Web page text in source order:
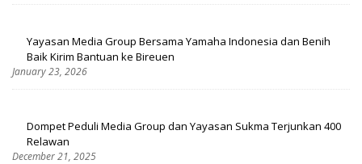
Yayasan Media Group Bersama Yamaha Indonesia dan Benih
Baik Kirim Bantuan ke Bireuen
January 23, 2026
Dompet Peduli Media Group dan Yayasan Sukma Terjunkan 400
Relawan
December 21, 2025